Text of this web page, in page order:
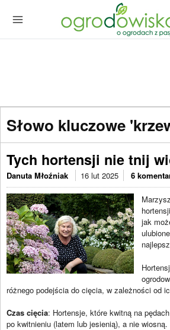
Słowo kluczowe
Tych hortensji nie tnij
Danuta Młoźniak 16 lut 2025 6
jak
różnego podejścia do cięcia, w zależności od
Czas cięcia: Hortensje, które kwitną na
po kwitnieniu (latem lub jesienią), a nie wiosną.